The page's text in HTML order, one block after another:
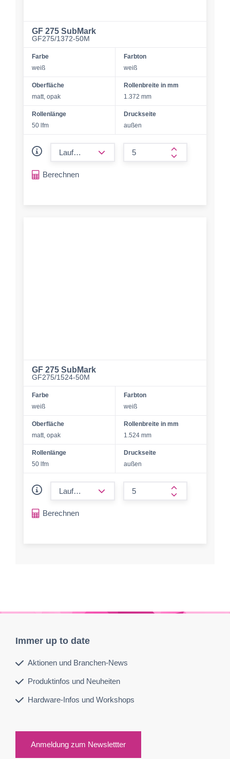
GF 275 SubMark
GF275/1372-50M
Farbe
weiß
Farbton
weiß
Oberfläche
matt, opak
Rollenbreite in mm
1.372 mm
Rollenlänge
50 lfm
Druckseite
außen
form.increase-
Berechnen
GF 275 SubMark
GF275/1524-50M
Farbe
weiß
Farbton
weiß
Oberfläche
matt, opak
Rollenbreite in mm
1.524 mm
Rollenlänge
50 lfm
Druckseite
außen
form.increase-
Berechnen
Immer up to date
Aktionen und Branchen-News
Produktinfos und Neuheiten
Hardware-Infos und Workshops
Anmeldung zum Newslettter